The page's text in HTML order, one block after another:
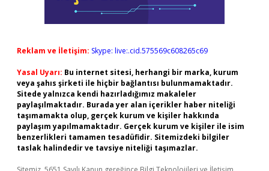
Reklam ve İletişim: Skype: live:.cid.575569c608265c69
Yasal Uyarı: Bu internet sitesi, herhangi bir marka, kurum
veya şahıs şirketi ile hiçbir bağlantısı bulunmamaktadır.
Sitede yalnızca kendi hazırladığımız makaleler
paylaşılmaktadır. Burada yer alan içerikler haber niteliği
taşımamakta olup, gerçek kurum ve kişiler hakkında
paylaşım yapılmamaktadır. Gerçek kurum ve kişiler ile isim
benzerlikleri tamamen tesadüfidir. Sitemizdeki bilgiler
taslak halindedir ve tavsiye niteliği taşımazlar.